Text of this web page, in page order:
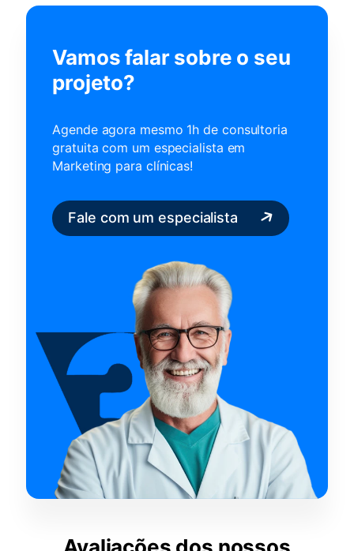
Vamos falar sobre o seu
projeto?
Agende agora mesmo 1h de consultoria
gratuita com um especialista em
Marketing para clínicas!
Fale com um especialista